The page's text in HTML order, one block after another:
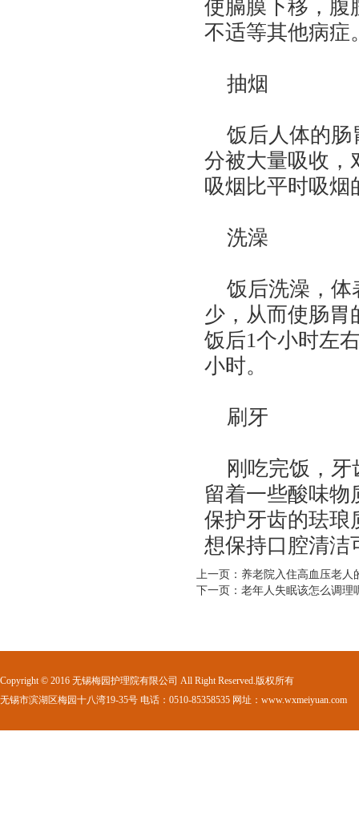
使膈膜下移，腹
不适等其他病症
抽烟
饭后人体的肠
分被大量吸收，
吸烟比平时吸烟
洗澡
饭后洗澡，体
少，从而使肠胃
饭后1个小时左
小时。
刷牙
刚吃完饭，牙
留着一些酸味物
保护牙齿的珐琅
想保持口腔清洁
上一页：养老院入住高血压老人
下一页：老年人失眠该怎么调理
Copyright © 2016 无锡梅园护理院有限公司 All Right Reserved.版权所有
无锡市滨湖区梅园十八湾19-35号 电话：0510-85358535 网址：www.wxmeiyuan.com